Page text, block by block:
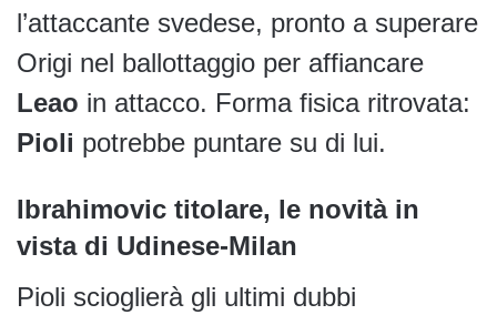
l’attaccante svedese, pronto a superare
Origi nel ballottaggio per affiancare
Leao in attacco. Forma fisica ritrovata:
Pioli potrebbe puntare su di lui.
Ibrahimovic titolare, le novità in
vista di Udinese-Milan
Pioli scioglierà gli ultimi dubbi